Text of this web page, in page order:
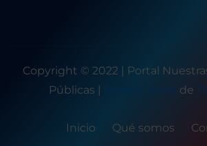
Copyright © 2022 | Portal
Públicas | Seattle News de
Inicio Qué somos